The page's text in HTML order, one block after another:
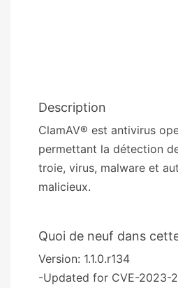
Description
ClamAV® est antivirus
permettant la détection
troie, virus, malware et
malicieux.
Quoi de neuf dans
Version: 1.1.0.r134
-Updated for CVE-2023-